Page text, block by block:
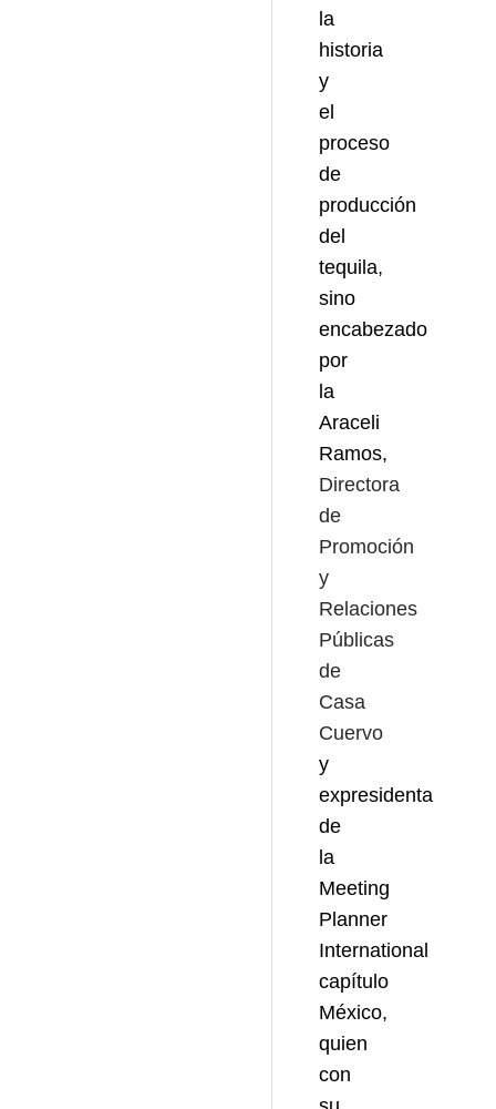
la
historia
y
el
proceso
de
producción
del
tequila,
sino
encabezado
por
la
Araceli
Ramos,
Directora
de
Promoción
y
Relaciones
Públicas
de
Casa
Cuervo
y
expresidenta
de
la
Meeting
Planner
International
capítulo
México,
quien
con